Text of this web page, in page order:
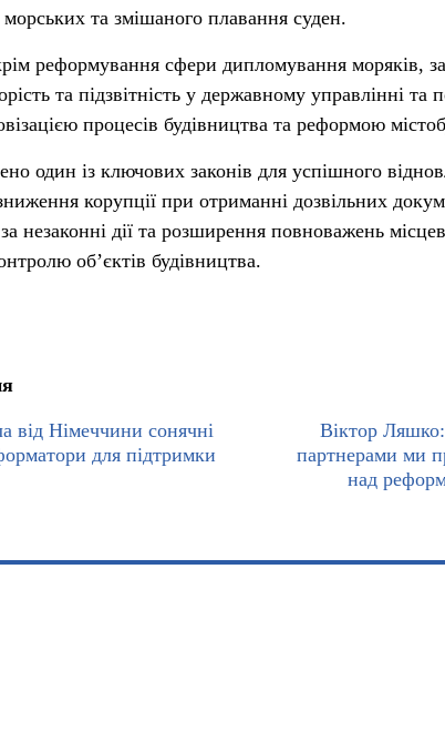
та змішаного плавання суден.
реформування сфери дипломування моряків,
та підзвітність у державному управлінні та
процесів будівництва та реформою
один із ключових законів для успішного
корупції при отриманні дозвільних
за незаконні дії та розширення повноважень
обʼєктів будівництва.
від Німеччини сонячні
для підтримки
Віктор
партнерами ми
над